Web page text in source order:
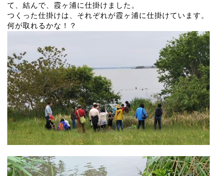
て、結んで、霞ヶ浦に仕掛けました。
つくった仕掛けは、それぞれが霞ヶ浦に仕掛けています。
何が取れるかな！？